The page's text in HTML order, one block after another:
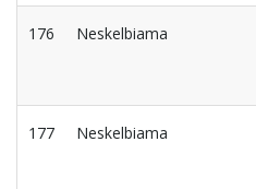
176 Neskelbiama
177 Neskelbiama